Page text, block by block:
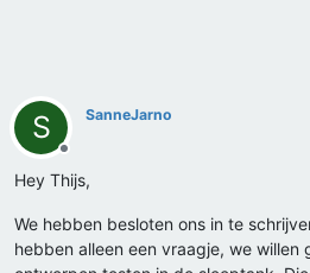
S
Offline
SanneJarno
Hey Thijs,
We hebben besloten ons in te
hebben alleen een vraagje, we willen